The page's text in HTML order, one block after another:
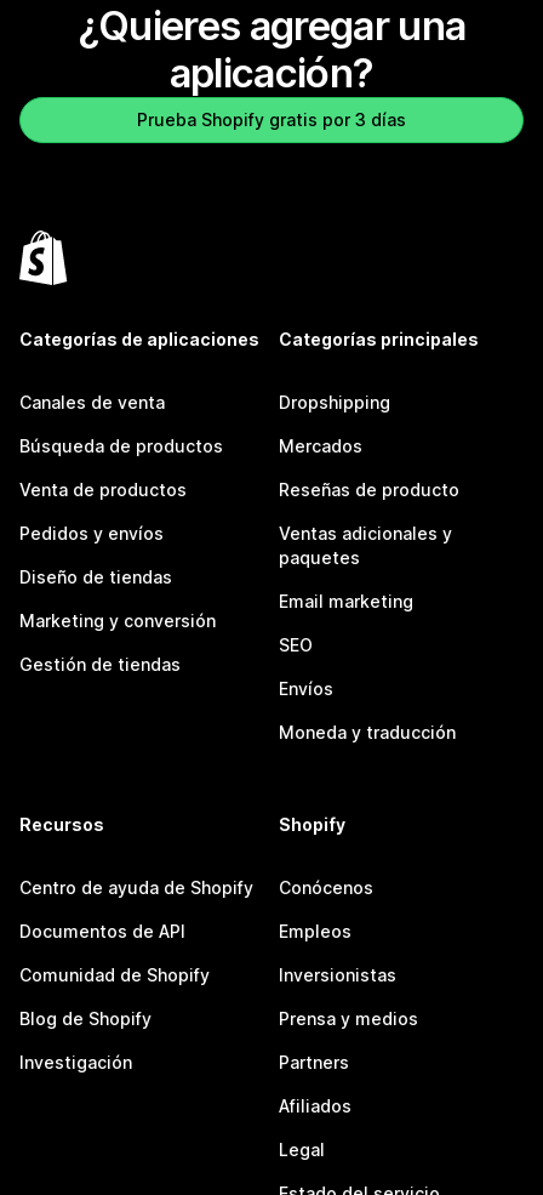
¿Quieres agregar una
aplicación?
Prueba Shopify gratis por 3 días
Categorías de aplicaciones
Canales de venta
Búsqueda de productos
Venta de productos
Pedidos y envíos
Diseño de tiendas
Marketing y conversión
Gestión de tiendas
Categorías principales
Dropshipping
Mercados
Reseñas de producto
Ventas adicionales y
paquetes
Email marketing
SEO
Envíos
Moneda y traducción
Recursos
Centro de ayuda de Shopify
Documentos de API
Comunidad de Shopify
Blog de Shopify
Investigación
Shopify
Conócenos
Empleos
Inversionistas
Prensa y medios
Partners
Afiliados
Legal